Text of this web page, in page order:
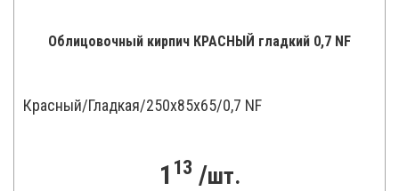
Облицовочный кирпич КРАСНЫЙ гладкий 0,7 NF
Красный/Гладкая/250x85x65/0,7 NF
1 13 /шт.